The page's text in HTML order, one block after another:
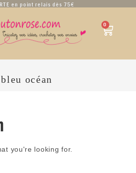
en point relais dès 75€
0
bleu océan
you're looking for.